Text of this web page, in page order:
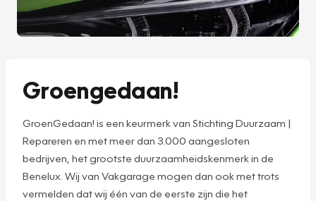
Groengedaan!
GroenGedaan! is een keurmerk van Stichting Duurzaam |
Repareren en met meer dan 3.000 aangesloten
bedrijven, het grootste duurzaamheidskenmerk in de
Benelux. Wij van Vakgarage mogen dan ook met trots
vermelden dat wij één van de eerste zijn die het